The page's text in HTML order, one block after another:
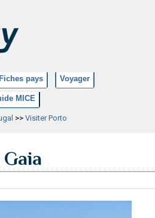
Fiches pays Voyager
MICE
>> Visiter Porto